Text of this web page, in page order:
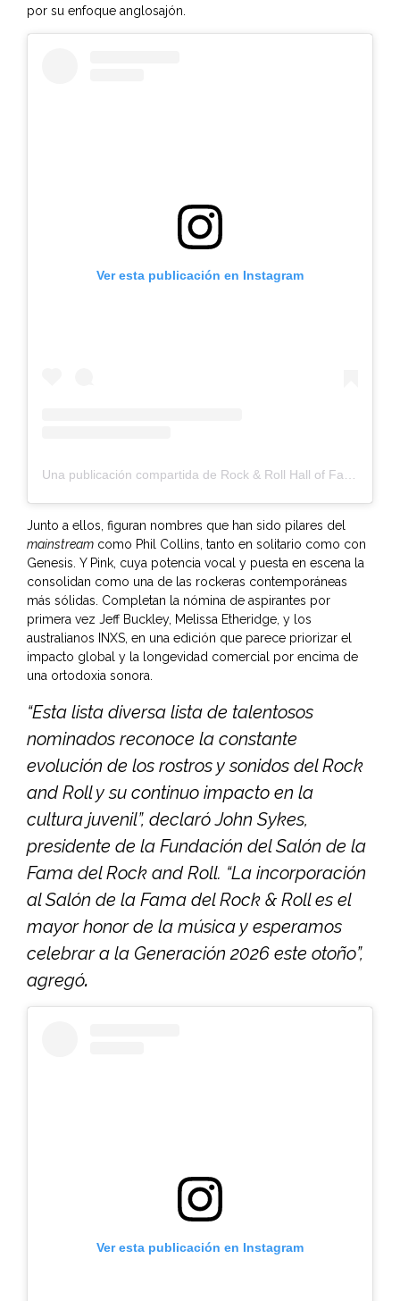
por su enfoque anglosajón.
Ver esta publicación en Instagram
Junto a ellos, figuran nombres que han sido pilares del
mainstream como Phil Collins, tanto en solitario como con
Genesis. Y Pink, cuya potencia vocal y puesta en escena la
consolidan como una de las rockeras contemporáneas
más sólidas. Completan la nómina de aspirantes por
primera vez Jeff Buckley, Melissa Etheridge, y los
australianos INXS, en una edición que parece priorizar el
impacto global y la longevidad comercial por encima de
una ortodoxia sonora.
“Esta lista diversa lista de talentosos
nominados reconoce la constante
evolución de los rostros y sonidos del Rock
and Roll y su continuo impacto en la
cultura juvenil”, declaró John Sykes,
presidente de la Fundación del Salón de la
Fama del Rock and Roll. “La incorporación
al Salón de la Fama del Rock & Roll es el
mayor honor de la música y esperamos
celebrar a la Generación 2026 este otoño”,
agregó.
Ver esta publicación en Instagram